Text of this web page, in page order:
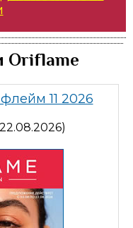
Oriflame
11 2026